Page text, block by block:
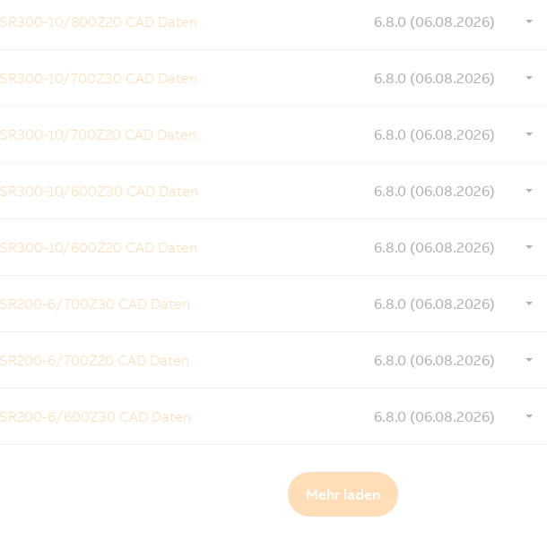
10/800Z20 CAD Daten 6.8.0 (06.08.2026)
10/700Z30 CAD Daten 6.8.0 (06.08.2026)
10/700Z20 CAD Daten 6.8.0 (06.08.2026)
10/600Z30 CAD Daten 6.8.0 (06.08.2026)
10/600Z20 CAD Daten 6.8.0 (06.08.2026)
6/700Z30 CAD Daten 6.8.0 (06.08.2026)
6/700Z20 CAD Daten 6.8.0 (06.08.2026)
6/600Z30 CAD Daten 6.8.0 (06.08.2026)
Mehr laden